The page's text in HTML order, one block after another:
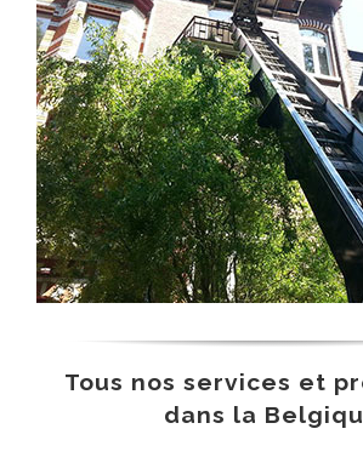
Tous nos services et
dans la